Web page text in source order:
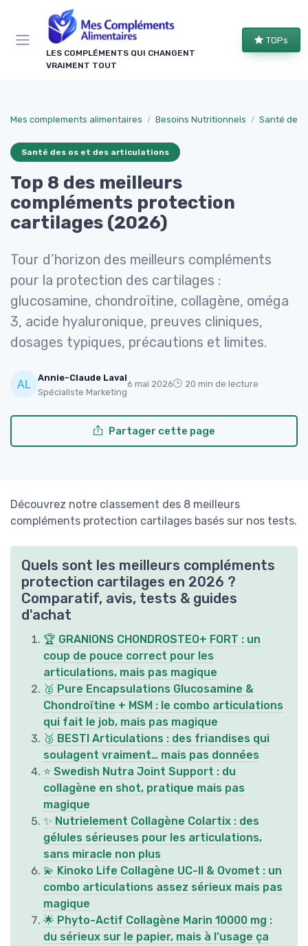
LES COMPLÉMENTS QUI CHANGENT
VRAIMENT TOUT
TOPs
Mes complements alimentaires Besoins Nutritionnels Santé des
Santé des os et des articulations
Top 8 des meilleurs
compléments protection
cartilages (2026)
Tour d’horizon des meilleurs compléments
pour la protection des cartilages :
glucosamine, chondroïtine, collagène, oméga
3, acide hyaluronique, preuves cliniques,
dosages typiques, précautions et limites.
Annie-Claude Laval
Spécialiste Marketing
6 mai 2026 20 min de lecture
Partager cette page
Découvrez notre classement des 8 meilleurs
compléments protection cartilages basés sur nos tests.
Quels sont les meilleurs compléments
protection cartilages en 2026 ?
Comparatif, avis, tests & guides
d'achat
🏆 GRANIONS CHONDROSTEO+ FORT : un
coup de pouce correct pour les
articulations, mais pas magique
🥈 Pure Encapsulations Glucosamine &
Chondroïtine + MSM : le combo articulations
qui fait le job, mais pas magique
🥉 BESTI Articulations : des friandises qui
soulagent vraiment… mais pas données
⭐ Swedish Nutra Joint Support : du
collagène en shot, pratique mais pas
magique
✨ Nutrielement Collagène Colartix : des
gélules sérieuses pour les articulations,
sans miracle non plus
💫 Kinoko Life Collagène UC-II & Ovomet : un
combo articulations assez sérieux mais pas
magique
🌟 Phyto-Actif Collagène Marin 10000 mg :
du sérieux sur le papier, mais à l’usage ça
Panneau de gestion des cookies